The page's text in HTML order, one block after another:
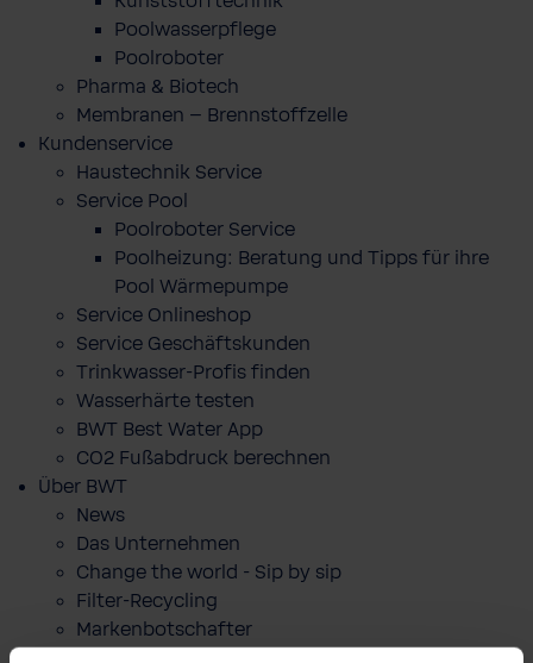
Poolwasserpflege
Poolroboter
Pharma & Biotech
Membranen – Brennstoffzelle
Kundenservice
Haustechnik Service
Service Pool
Poolroboter Service
Poolheizung: Beratung und Tipps für ihre
Pool Wärmepumpe
Service Onlineshop
Service Geschäftskunden
Trinkwasser-Profis finden
Wasserhärte testen
BWT Best Water App
CO2 Fußabdruck berechnen
Über BWT
News
Das Unternehmen
Change the world - Sip by sip
Filter-Recycling
Markenbotschafter